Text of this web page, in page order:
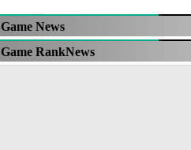
Game News
Game RankNews